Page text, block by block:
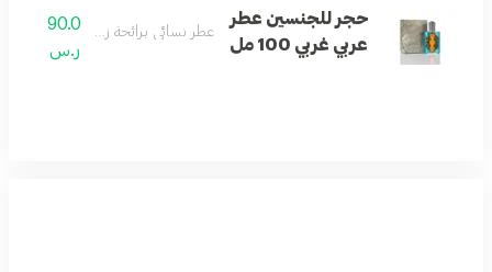
حجر للجنسين عطر
عربي غربي 100 مل
عطر نسائي برائحة زهرية غربية أنيقة.
90.0
ر.س